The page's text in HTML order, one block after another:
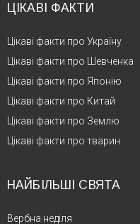
ЦІКАВІ ФАКТИ
Цікаві факти про Україну
Цікаві факти про Шевченка
Цікаві факти про Японію
Цікаві факти про Китай
Цікаві факти про Землю
Цікаві факти про тварин
НАЙБІЛЬШІ СВЯТА
Вербна неділя